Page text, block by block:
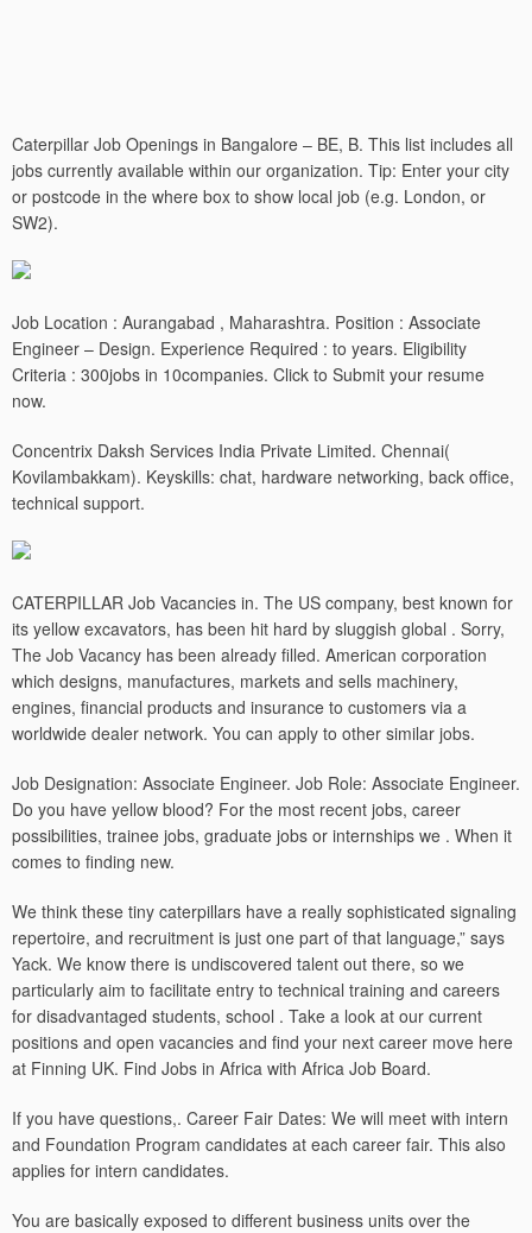
Caterpillar Job Openings in Bangalore – BE, B. This list includes all
jobs currently available within our organization. Tip: Enter your city
or postcode in the where box to show local job (e.g. London, or
SW2).
Job Location : Aurangabad , Maharashtra. Position : Associate
Engineer – Design. Experience Required : to years. Eligibility
Criteria : 300jobs in 10companies. Click to Submit your resume
now.
Concentrix Daksh Services India Private Limited. Chennai(
Kovilambakkam). Keyskills: chat, hardware networking, back office,
technical support.
CATERPILLAR Job Vacancies in. The US company, best known for
its yellow excavators, has been hit hard by sluggish global . Sorry,
The Job Vacancy has been already filled. American corporation
which designs, manufactures, markets and sells machinery,
engines, financial products and insurance to customers via a
worldwide dealer network. You can apply to other similar jobs.
Job Designation: Associate Engineer. Job Role: Associate Engineer.
Do you have yellow blood? For the most recent jobs, career
possibilities, trainee jobs, graduate jobs or internships we . When it
comes to finding new.
We think these tiny caterpillars have a really sophisticated signaling
repertoire, and recruitment is just one part of that language,” says
Yack. We know there is undiscovered talent out there, so we
particularly aim to facilitate entry to technical training and careers
for disadvantaged students, school . Take a look at our current
positions and open vacancies and find your next career move here
at Finning UK. Find Jobs in Africa with Africa Job Board.
If you have questions,. Career Fair Dates: We will meet with intern
and Foundation Program candidates at each career fair. This also
applies for intern candidates.
You are basically exposed to different business units over the